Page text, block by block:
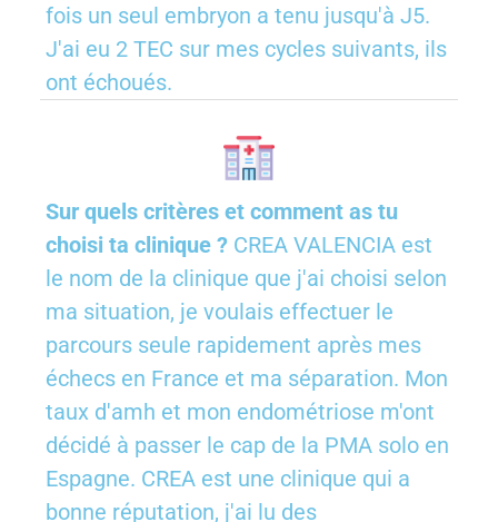
fois un seul embryon a tenu jusqu'à J5.
J'ai eu 2 TEC sur mes cycles suivants, ils
ont échoués.
Sur quels critères et comment as tu
choisi ta clinique ? CREA VALENCIA est
le nom de la clinique que j'ai choisi selon
ma situation, je voulais effectuer le
parcours seule rapidement après mes
échecs en France et ma séparation. Mon
taux d'amh et mon endométriose m'ont
décidé à passer le cap de la PMA solo en
Espagne. CREA est une clinique qui a
bonne réputation, j'ai lu des